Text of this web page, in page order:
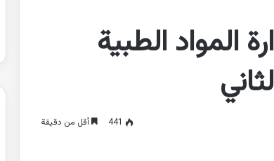
المواد الطبية
441 أقل من دقيقة